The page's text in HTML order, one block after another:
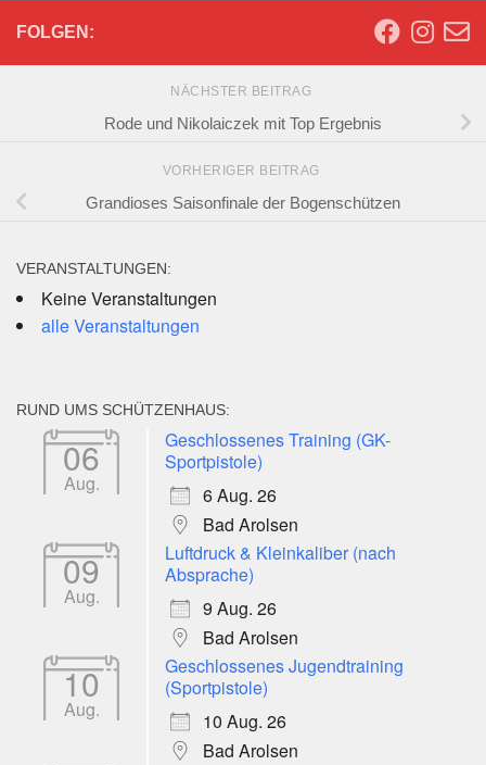
FOLGEN:
NÄCHSTER BEITRAG
Rode und Nikolaiczek mit Top Ergebnis
VORHERIGER BEITRAG
Grandioses Saisonfinale der Bogenschützen
VERANSTALTUNGEN:
Keine Veranstaltungen
alle Veranstaltungen
RUND UMS SCHÜTZENHAUS:
06
Aug.
Geschlossenes Training (GK-
Sportpistole)
6 Aug. 26
Bad Arolsen
09
Aug.
Luftdruck & Kleinkaliber (nach
Absprache)
9 Aug. 26
Bad Arolsen
10
Aug.
Geschlossenes Jugendtraining
(Sportpistole)
10 Aug. 26
Bad Arolsen